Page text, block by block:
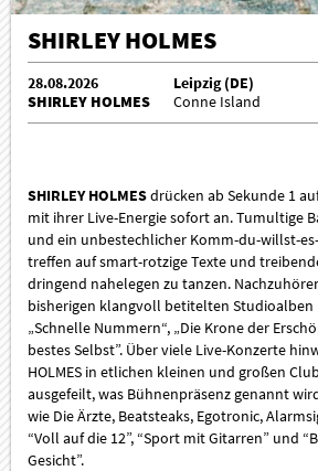
SHIRLEY HOLMES
28.08.2026
SHIRLEY HOLMES
Leipzig (DE)
Conne Island
SHIRLEY HOLMESdrücken ab Sekunde 1
mit ihrer Live-Energie sofort an. Tumultige
und ein unbestechlicher Komm-du-willst-
treffen auf smart-rotzige Texte und
dringend nahelegen zu tanzen.
bisherigen klangvoll betitelten Studioalben
„Schnelle Nummern“, „Die Krone der
bestes Selbst”. Über viele Live-Konzerte
HOLMES in etlichen kleinen und großen
ausgefeilt, was Bühnenpräsenz genannt
wie Die Ärzte, Beatsteaks, Egotronic,
“Voll auf die 12”, “Sport mit Gitarren” und
Gesicht”.